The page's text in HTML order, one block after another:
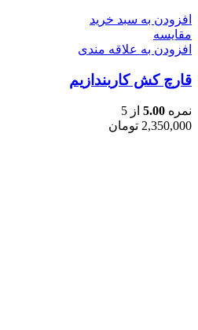
افزودن به سبد خرید
مقایسه
افزودن به علاقه مندی
قارچ کش کاربندازیم
نمره 5.00 از 5
2,350,000 تومان